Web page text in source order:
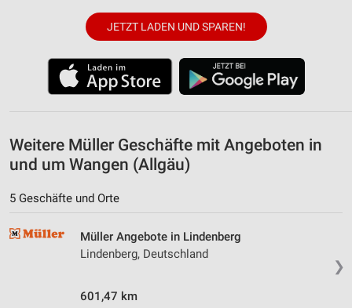
JETZT LADEN UND SPAREN!
Weitere Müller Geschäfte mit Angeboten in
und um Wangen (Allgäu)
5 Geschäfte und Orte
❯
Müller Angebote in Lindenberg
Lindenberg, Deutschland
601,47 km